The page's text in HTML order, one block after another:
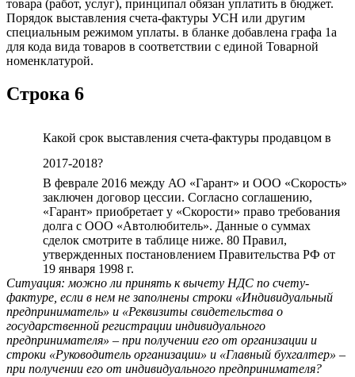
товара (работ, услуг), принципал обязан уплатить в бюджет.
Порядок выставления счета-фактуры УСН или другим
специальным режимом уплаты. в бланке добавлена графа 1а
для кода вида товаров в соответствии с единой Товарной
номенклатурой.
Строка 6
Какой срок выставления счета-фактуры продавцом в
2017-2018?
В феврале 2016 между АО «Гарант» и ООО «Скорость»
заключен договор цессии. Согласно соглашению,
«Гарант» приобретает у «Скорости» право требования
долга с ООО «Автолюбитель». Данные о суммах
сделок смотрите в таблице ниже. 80 Правил,
утвержденных постановлением Правительства РФ от
19 января 1998 г.
Ситуация: можно ли принять к вычету НДС по счету-
фактуре, если в нем не заполнены строки «Индивидуальный
предприниматель» и «Реквизиты свидетельства о
государственной регистрации индивидуального
предпринимателя» – при получении его от организации и
строки «Руководитель организации» и «Главный бухгалтер» –
при получении его от индивидуального предпринимателя?